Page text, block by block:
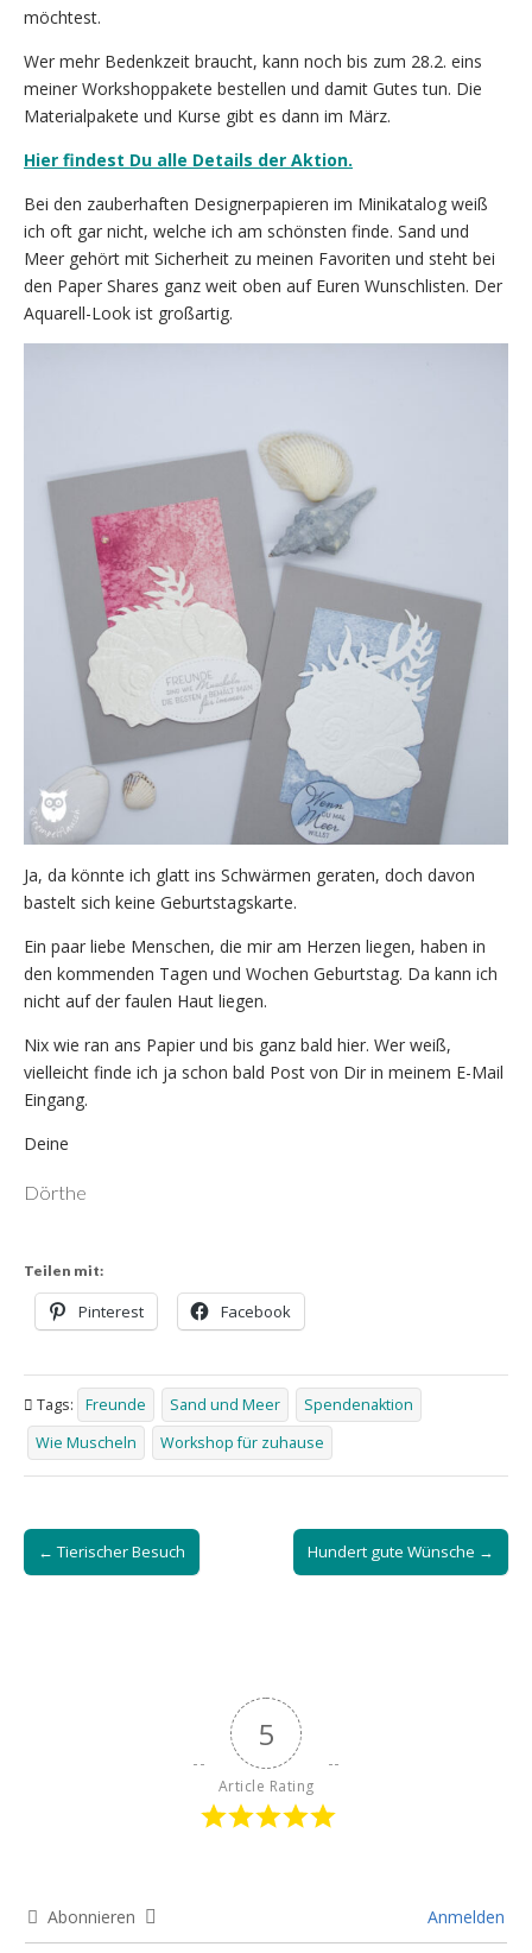
möchtest.
Wer mehr Bedenkzeit braucht, kann noch bis zum 28.2. eins
meiner Workshoppakete bestellen und damit Gutes tun. Die
Materialpakete und Kurse gibt es dann im März.
Hier findest Du alle Details der Aktion.
Bei den zauberhaften Designerpapieren im Minikatalog weiß
ich oft gar nicht, welche ich am schönsten finde. Sand und
Meer gehört mit Sicherheit zu meinen Favoriten und steht bei
den Paper Shares ganz weit oben auf Euren Wunschlisten. Der
Aquarell-Look ist großartig.
Ja, da könnte ich glatt ins Schwärmen geraten, doch davon
bastelt sich keine Geburtstagskarte.
Ein paar liebe Menschen, die mir am Herzen liegen, haben in
den kommenden Tagen und Wochen Geburtstag. Da kann ich
nicht auf der faulen Haut liegen.
Nix wie ran ans Papier und bis ganz bald hier. Wer weiß,
vielleicht finde ich ja schon bald Post von Dir in meinem E-Mail
Eingang.
Deine
Dörthe
Teilen mit:
Pinterest Facebook
Tags: Freunde Sand und Meer
Spendenaktion
Wie Muscheln
Workshop für zuhause
Post
navigation
← Tierischer Besuch Hundert gute Wünsche →
5
Article Rating
Abonnieren Anmelden